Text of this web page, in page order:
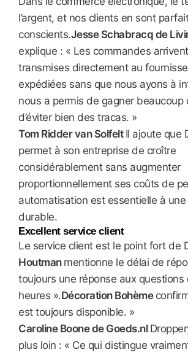
l’argent, et nos clients en sont
conscients.Jesse Schabracq de
explique : « Les commandes
transmises directement au
expédiées sans que nous ayons à
nous a permis de gagner beaucoup
d’éviter bien des tracas. »
Tom Ridder van Solfelt Il ajoute que
permet à son entreprise de croître
considérablement sans augmenter
proportionnellement ses coûts de
automatisation est essentielle à une
durable.
Excellent service client
Le service client est le point fort de
Houtman mentionne le délai de
toujours une réponse aux questions
heures ».Décoration Bohème
est toujours disponible. »
Caroline Boone de Goeds.nl
plus loin : « Ce qui distingue